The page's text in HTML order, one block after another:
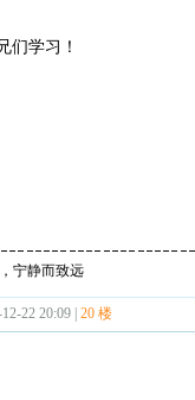
们学习！
宁静而致远
22 20:09 | 20 楼